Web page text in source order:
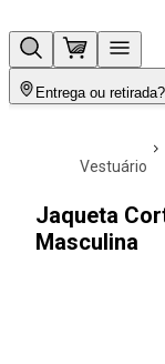
Entrega ou retirada?
vestuário
Jaqueta
Masculina